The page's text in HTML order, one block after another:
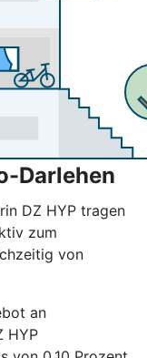
Darlehen
DZ HYP tragen
zum
von
an
HYP